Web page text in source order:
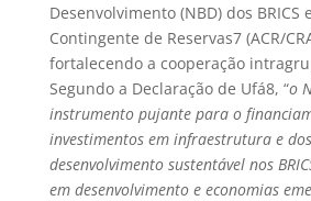
Desenvolvimento (NBD) dos BRICS
Contingente de Reservas7(ACR/
fortalecendo a cooperação
Segundo a Declaração de Ufá8, “o
instrumento pujante para o
investimentos em infraestrutura e
desenvolvimento sustentável nos
em desenvolvimento e economias